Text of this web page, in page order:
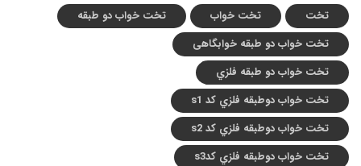
تخت تخت خواب
تخت خواب دو طبقه
تخت خواب دو طبقه خوابگاهی
تخت خواب دو طبقه فلزي
تخت خواب دوطبقه فلزي کد s1
تخت خواب دوطبقه فلزي کد s2
تخت خواب دوطبقه فلزي کدs3